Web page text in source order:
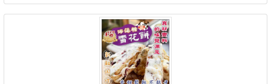
🔘小編真心覺得~敲級好看der😍😍😍
材質：合金+925銀針
我們團180g大容量~
直接從源頭拿 新鮮首選
超級划算又超值!! 便宜便宜便宜啦!!
‼️+1一大袋 特惠＄９９‼️